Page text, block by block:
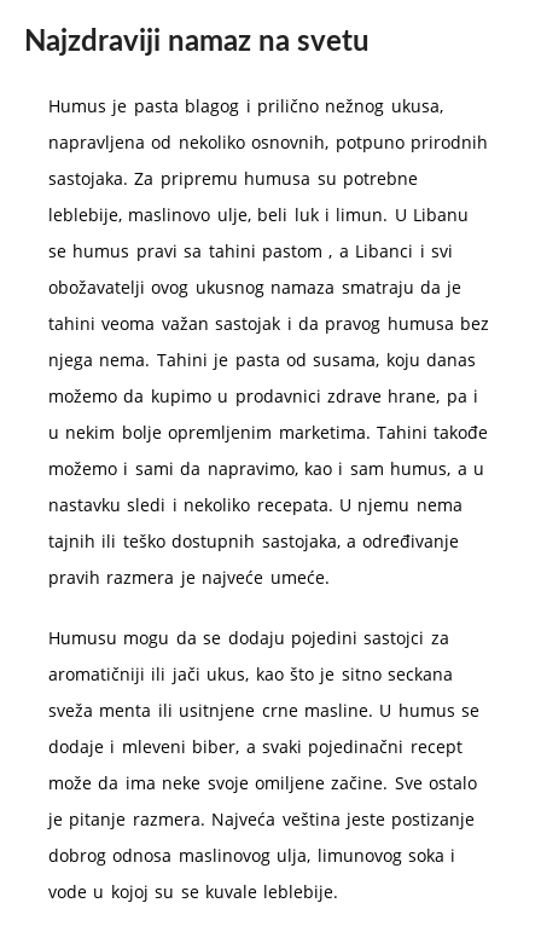
Najzdraviji namaz na svetu
Humus je pasta blagog i prilično nežnog ukusa,
napravljena od nekoliko osnovnih, potpuno prirodnih
sastojaka. Za pripremu humusa su potrebne
leblebije, maslinovo ulje, beli luk i limun. U Libanu
se humus pravi sa tahini pastom , a Libanci i svi
obožavatelji ovog ukusnog namaza smatraju da je
tahini veoma važan sastojak i da pravog humusa bez
njega nema. Tahini je pasta od susama, koju danas
možemo da kupimo u prodavnici zdrave hrane, pa i
u nekim bolje opremljenim marketima. Tahini takođe
možemo i sami da napravimo, kao i sam humus, a u
nastavku sledi i nekoliko recepata. U njemu nema
tajnih ili teško dostupnih sastojaka, a određivanje
pravih razmera je najveće umeće.
Humusu mogu da se dodaju pojedini sastojci za
aromatičniji ili jači ukus, kao što je sitno seckana
sveža menta ili usitnjene crne masline. U humus se
dodaje i mleveni biber, a svaki pojedinačni recept
može da ima neke svoje omiljene začine. Sve ostalo
je pitanje razmera. Najveća veština jeste postizanje
dobrog odnosa maslinovog ulja, limunovog soka i
vode u kojoj su se kuvale leblebije.